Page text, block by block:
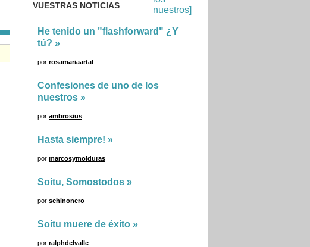
VUESTRAS NOTICIAS
He tenido un "flashforward" ¿Y
tú? »
por rosamariaartal
Confesiones de uno de los
nuestros »
por ambrosius
Hasta siempre! »
por marcosymolduras
Soitu, Somostodos »
por schinonero
Soitu muere de éxito »
por ralphdelvalle